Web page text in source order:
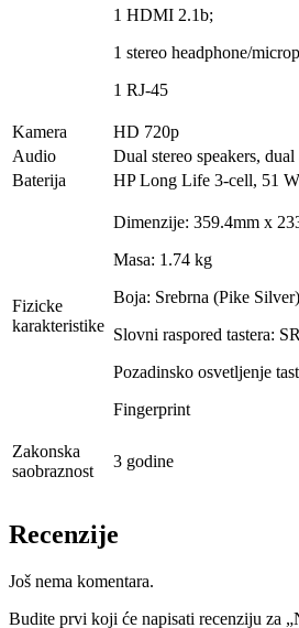
1 HDMI 2.1b;
1 stereo headphone/
1 RJ-45
Kamera
HD 720p
Audio
Dual stereo speakers,
Baterija
HP Long Life 3-cell, 51
Fizicke
karakteristike
Dimenzije: 359.4mm x
Masa: 1.74 kg
Boja: Srebrna (Pike Silver)
Slovni raspored tastera: SR
Pozadinsko osvetljenje
Fingerprint
Zakonska
saobraznost
3 godine
Recenzije
Još nema komentara.
Budite prvi koji će napisati recenziju za